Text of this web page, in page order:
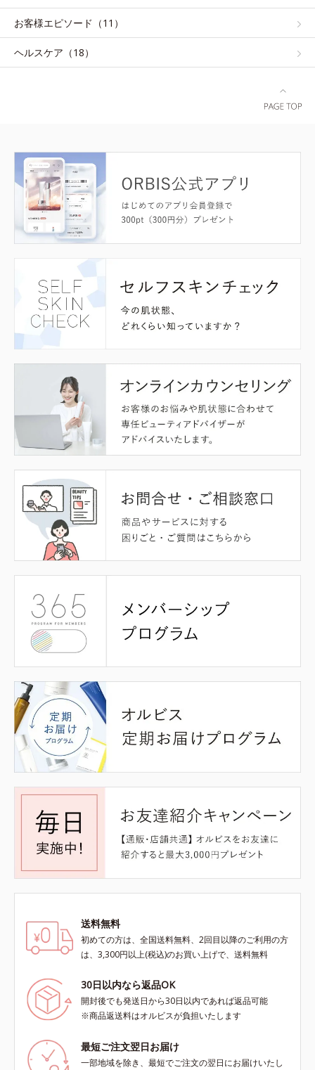
お客様エピソード（11）
ヘルスケア（18）
送料無料
初めての方は、全国送料無料、2回目以降のご利用の方
は、3,300円以上(税込)のお買い上げで、送料無料
30日以内なら返品OK
開封後でも発送日から30日以内であれば返品可能
※商品返送料はオルビスが負担いたします
最短ご注文翌日お届け
一部地域を除き、最短でご注文の翌日にお届けいたし